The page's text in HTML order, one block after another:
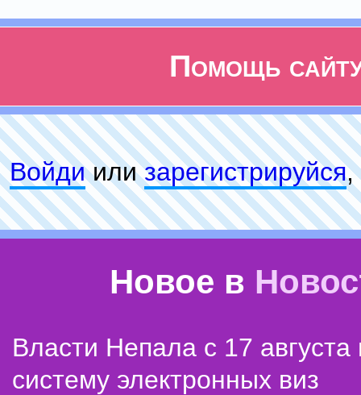
Помощь
Войдиилизарeгиcтpируйся,
Новое в
Власти Непала с 17 августа
систему электронных виз